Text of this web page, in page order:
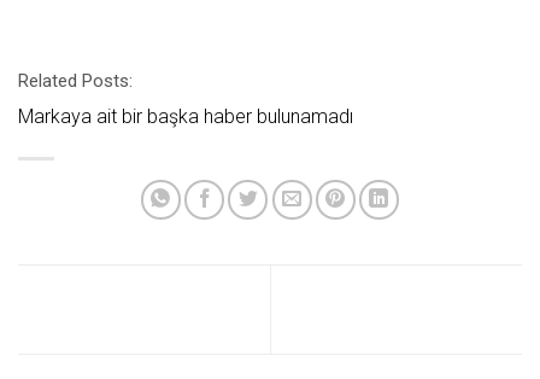
Related Posts:
Markaya ait bir başka haber bulunamadı